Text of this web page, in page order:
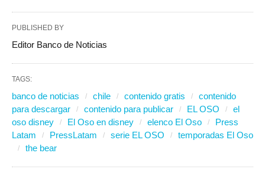
PUBLISHED BY
Editor Banco de Noticias
TAGS:
banco de noticias chile contenido gratis
contenido
para descargar
contenido para publicar EL OSO
el
oso disney
El Oso en disney elenco El Oso
Press
Latam
PressLatam serie EL OSO
temporadas El Oso
the bear